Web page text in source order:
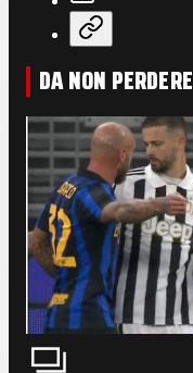
DA NON PERDERE